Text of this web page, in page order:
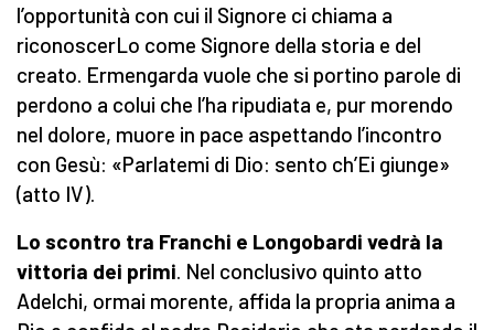
l’opportunità con cui il Signore ci chiama a
riconoscerLo come Signore della storia e del
creato. Ermengarda vuole che si portino parole di
perdono a colui che l’ha ripudiata e, pur morendo
nel dolore, muore in pace aspettando l’incontro
con Gesù: «Parlatemi di Dio: sento ch’Ei giunge»
(atto IV).
Lo scontro tra Franchi e Longobardi vedrà la
vittoria dei primi. Nel conclusivo quinto atto
Adelchi, ormai morente, affida la propria anima a